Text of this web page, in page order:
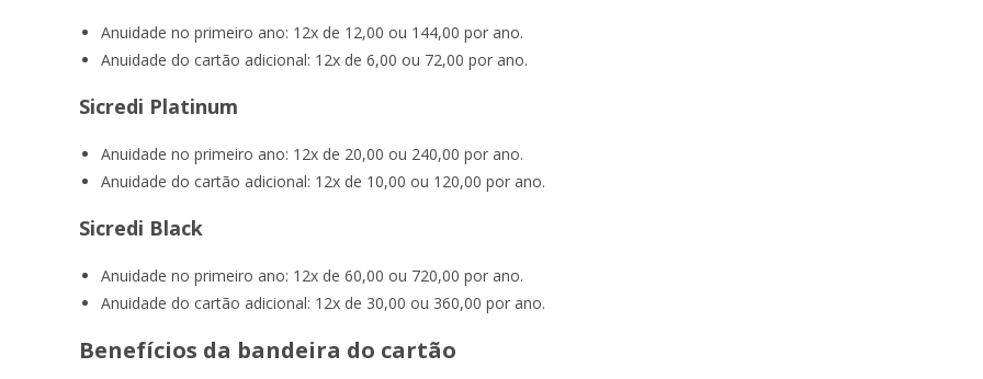
Anuidade no primeiro ano: 12x de 12,00 ou 144,00 por ano.
Anuidade do cartão adicional: 12x de 6,00 ou 72,00 por ano.
Sicredi Platinum
Anuidade no primeiro ano: 12x de 20,00 ou 240,00 por ano.
Anuidade do cartão adicional: 12x de 10,00 ou 120,00 por ano.
Sicredi Black
Anuidade no primeiro ano: 12x de 60,00 ou 720,00 por ano.
Anuidade do cartão adicional: 12x de 30,00 ou 360,00 por ano.
Benefícios da bandeira do cartão